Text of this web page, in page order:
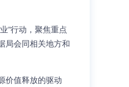
”行动，聚焦重点
局会同相关地方和
价值释放的驱动